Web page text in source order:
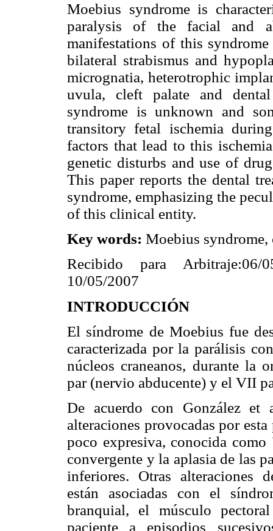
Moebius syndrome is
paralysis of the facial and
manifestations of this
bilateral strabismus and
micrognatia, heterotrophic
uvula, cleft palate and
syndrome is unknown and
transitory fetal ischemia
factors that lead to this
genetic disturbs and use of
This paper reports the dental
syndrome, emphasizing the
of this clinical entity.
Key words: Moebius
Recibido para Arbitraje:06/
10/05/2007
INTRODUCCIÓN
El síndrome de Moebius fue
caracterizada por la parálisis
núcleos craneanos, durante la
par (nervio abducente) y el VII
De acuerdo con González
alteraciones provocadas por
poco expresiva, conocida como
convergente y la aplasia de las
inferiores. Otras alteraciones
están asociadas con el
branquial, el músculo
paciente a episodios